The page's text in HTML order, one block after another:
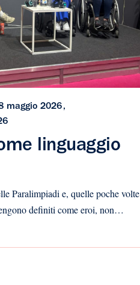
maggio 2026
linguaggio
Paralimpiadi e, quelle poche volte
definiti come eroi, non…